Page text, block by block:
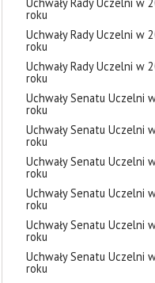
roku
Uchwały Rady Uczelni w
roku
Uchwały Rady Uczelni w
roku
Uchwały Senatu Uczelni
roku
Uchwały Senatu Uczelni
roku
Uchwały Senatu Uczelni
roku
Uchwały Senatu Uczelni
roku
Uchwały Senatu Uczelni
roku
Uchwały Senatu Uczelni
roku